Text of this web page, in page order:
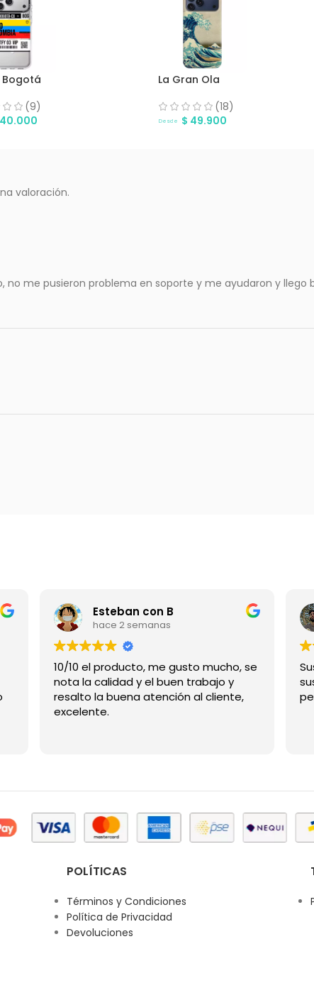
Bogotá
(9)
40.000
La Gran Ola
(18)
Desde $ 49.900
me pusieron problema en soporte y me ayudaron y llego
valoración.
Esteban con B
hace 2 semanas
10/10 el producto, me gusto mucho, se
nota la calidad y el buen trabajo y
resalto la buena atención al cliente,
excelente.
POLÍTICAS
Términos y Condiciones
Política de Privacidad
Devoluciones